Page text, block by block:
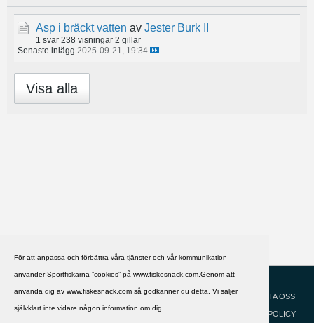
För att anpassa och förbättra våra tjänster och vår kommunikation
använder Sportfiskarna ”cookies” på www.fiskesnack.com.Genom att
använda dig av www.fiskesnack.com så godkänner du detta. Vi säljer
självklart inte vidare någon information om dig.
Asp i bräckt vatten av Jester Burk II
1 svar 238 visningar 2 gillar
Senaste inlägg 2025-09-21, 19:34
Visa alla
HJÄLP
KONTAKTA OSS
COOKIEPOLICY